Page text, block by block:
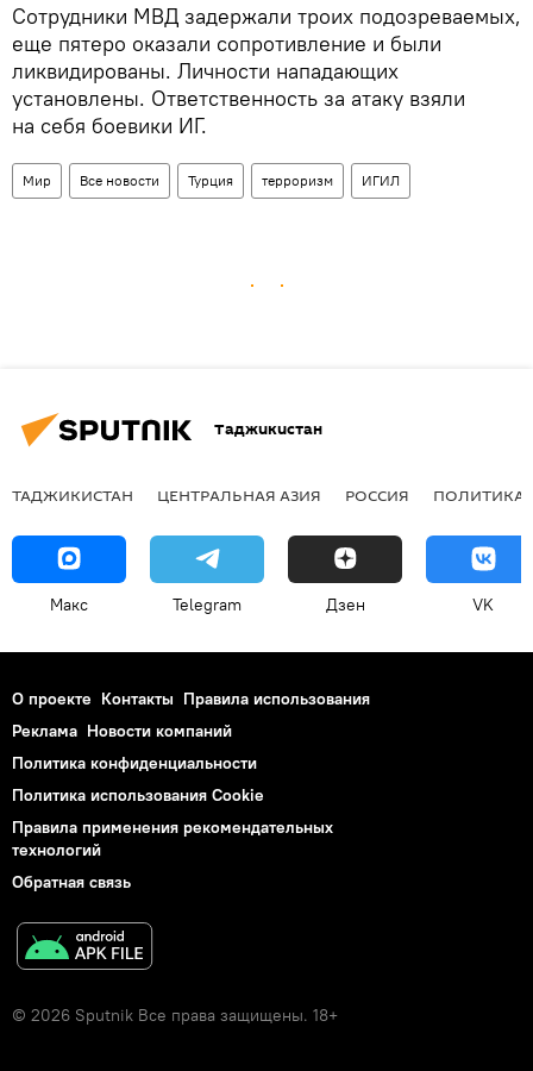
Сотрудники МВД задержали троих подозреваемых,
еще пятеро оказали сопротивление и были
ликвидированы. Личности нападающих
установлены. Ответственность за атаку взяли
на себя боевики ИГ.
Мир Все новости Турция терроризм ИГИЛ
Таджикистан
ТАДЖИКИСТАН ЦЕНТРАЛЬНАЯ АЗИЯ РОССИЯ ПОЛИТИКА
Макс Telegram Дзен VK
О проекте Контакты Правила использования
Реклама Новости компаний
Политика конфиденциальности
Политика использования Cookie
Правила применения рекомендательных
технологий
Обратная связь
© 2026 Sputnik Все права защищены. 18+